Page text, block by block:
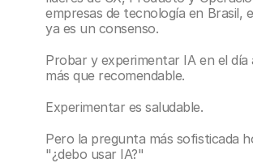
empresas de tecnología en Brasil,
ya es un consenso.
Probar y experimentar IA en el día
más que recomendable.
Experimentar es saludable.
Pero la pregunta más sofisticada
"¿debo usar IA?"